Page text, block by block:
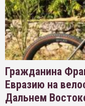
Гражданина
Евразию на
Дальнем